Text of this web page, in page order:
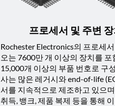
프로세서 및 주변
Rochester Electronics의 프로세
오는 7600만 개 이상의 장치를 포
15,000개 이상의 부품 번호로 구
사는 많은 레거시와 end-of-life
서를 지속적으로 제조하고 있으
취득, 뱅크, 제품 복제 등을 통해